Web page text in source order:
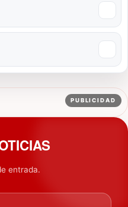
PUBLICIDAD
entrada.